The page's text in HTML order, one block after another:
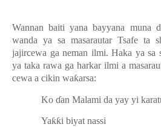
Wannan baiti yana bayyana muna
wanda ya sa masarautar Tsafe ta
jajircewa ga neman ilmi. Haka ya sa
ya taka rawa ga harkar ilmi a
cewa a cikin waƙarsa:
Ko ɗan Malami da yay yi
Yaƙƙi biyat nassi